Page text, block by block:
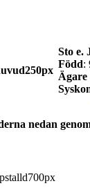
Sto e.
Född:
Ägare
nedan